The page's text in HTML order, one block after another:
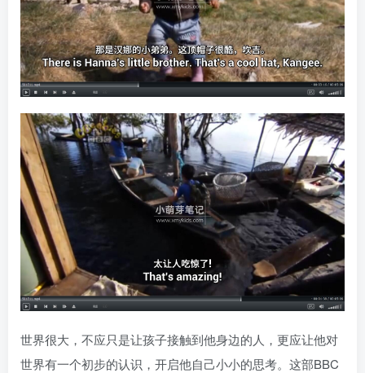
世界很大，不应只是让孩子接触到他身边的人，更应让他对
世界有一个初步的认识，开启他自己小小的思考。这部BBC